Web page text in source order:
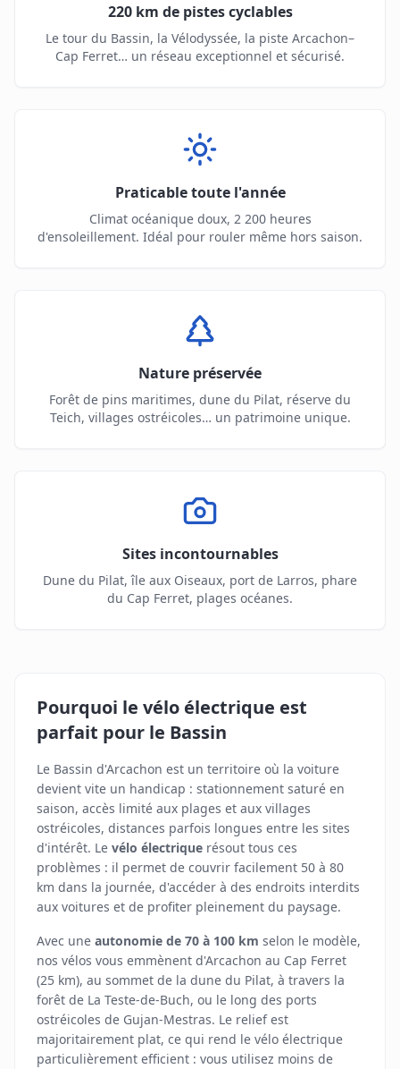
220 km de pistes cyclables
Le tour du Bassin, la Vélodyssée, la piste Arcachon–
Cap Ferret… un réseau exceptionnel et sécurisé.
Praticable toute l'année
Climat océanique doux, 2 200 heures
d'ensoleillement. Idéal pour rouler même hors saison.
Nature préservée
Forêt de pins maritimes, dune du Pilat, réserve du
Teich, villages ostréicoles… un patrimoine unique.
Sites incontournables
Dune du Pilat, île aux Oiseaux, port de Larros, phare
du Cap Ferret, plages océanes.
Pourquoi le vélo électrique est
parfait pour le Bassin
Le Bassin d'Arcachon est un territoire où la voiture
devient vite un handicap : stationnement saturé en
saison, accès limité aux plages et aux villages
ostréicoles, distances parfois longues entre les sites
d'intérêt. Le vélo électrique résout tous ces
problèmes : il permet de couvrir facilement 50 à 80
km dans la journée, d'accéder à des endroits interdits
aux voitures et de profiter pleinement du paysage.
Avec une autonomie de 70 à 100 km selon le modèle,
nos vélos vous emmènent d'Arcachon au Cap Ferret
(25 km), au sommet de la dune du Pilat, à travers la
forêt de La Teste-de-Buch, ou le long des ports
ostréicoles de Gujan-Mestras. Le relief est
majoritairement plat, ce qui rend le vélo électrique
particulièrement efficient : vous utilisez moins de